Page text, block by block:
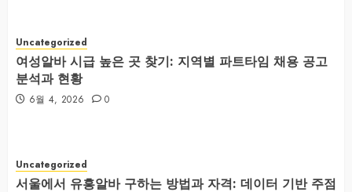
Uncategorized
여성알바 시급 높은 곳 찾기: 지역별 파트타임 채용 공고
분석과 현황
6월 4, 2026 0
Uncategorized
서울에서 유흥알바 구하는 방법과 자격: 데이터 기반 주점